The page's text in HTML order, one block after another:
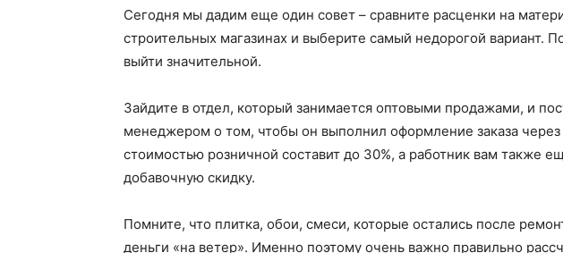
Сегодня мы дадим еще один совет – сравните расценки на
строительных магазинах и выберите самый недорогой вариант.
выйти значительной.
Зайдите в отдел, который занимается оптовыми продажами, и
менеджером о том, чтобы он выполнил оформление заказа через
стоимостью розничной составит до 30%, а работник вам также
добавочную скидку.
Помните, что плитка, обои, смеси, которые остались после
деньги «на ветер». Именно поэтому очень важно правильно